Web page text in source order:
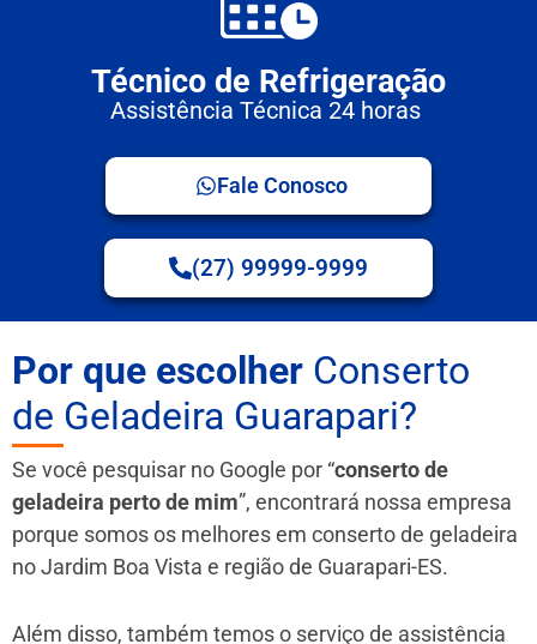
Técnico de Refrigeração
Assistência Técnica 24 horas
Fale Conosco
(27) 99999-9999
Por que escolher Conserto
de Geladeira Guarapari?
Se você pesquisar no Google por “conserto de
geladeira perto de mim”, encontrará nossa empresa
porque somos os melhores em conserto de geladeira
no Jardim Boa Vista e região de Guarapari-ES.
Além disso, também temos o serviço de assistência